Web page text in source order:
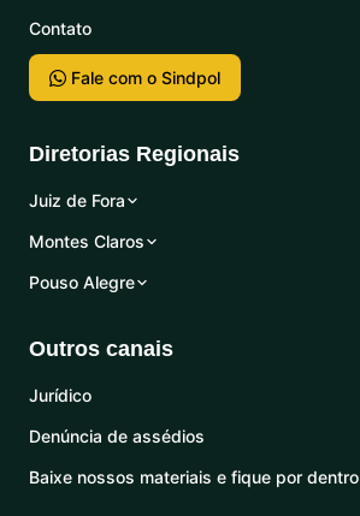
Contato
Fale com o Sindpol
Diretorias Regionais
Juiz de Fora
Montes Claros
Pouso Alegre
Outros canais
Jurídico
Denúncia de assédios
Baixe nossos materiais e fique por dentro